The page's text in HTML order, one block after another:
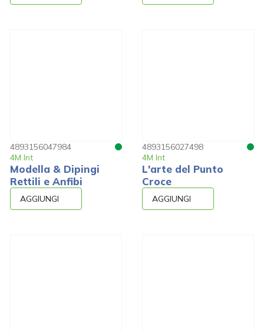
4893156047984
4M Int
Modella & Dipingi
Rettili e Anfibi
AGGIUNGI
4893156027498
4M Int
L'arte del Punto
Croce
AGGIUNGI